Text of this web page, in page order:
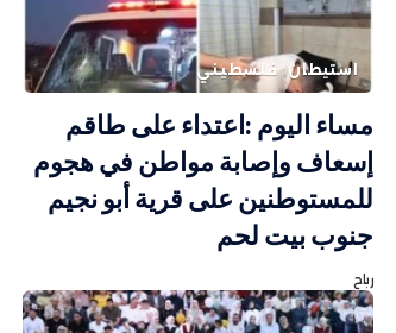
استيطان فلسطيني
مساء اليوم :اعتداء على طاقم
إسعاف وإصابة مواطن في هجوم
للمستوطنين على قرية أبو نجيم
جنوب بيت لحم
رباح